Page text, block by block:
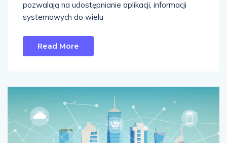
pozwalają na udostępnianie aplikacji, informacji
systemowych do wielu
Read More